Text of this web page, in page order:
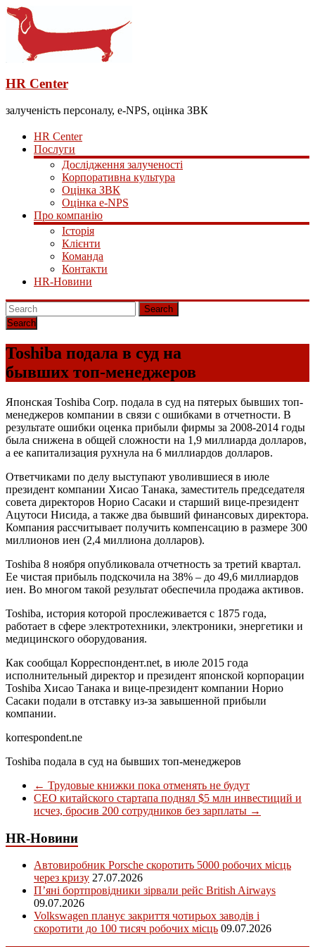
HR Center
залученість персоналу, e-NPS, оцінка ЗВК
HR Center
Послуги
Дослідження залученості
Корпоративна культура
Оцінка ЗВК
Оцінка e-NPS
Про компанію
Історія
Клієнти
Команда
Контакти
HR-Новини
Search
Toshiba подала в суд на
бывших топ-менеджеров
Японская Toshiba Corp. подала в суд на пятерых бывших топ-
менеджеров компании в связи с ошибками в отчетности. В
результате ошибки оценка прибыли фирмы за 2008-2014 годы
была снижена в общей сложности на 1,9 миллиарда долларов,
а ее капитализация рухнула на 6 миллиардов долларов.
Ответчиками по делу выступают уволившиеся в июле
президент компании Хисао Танака, заместитель председателя
совета директоров Норио Сасаки и старший вице-президент
Ацутоси Нисида, а также два бывший финансовых директора.
Компания рассчитывает получить компенсацию в размере 300
миллионов иен (2,4 миллиона долларов).
Toshiba 8 ноября опубликовала отчетность за третий квартал.
Ее чистая прибыль подскочила на 38% – до 49,6 миллиардов
иен. Во многом такой результат обеспечила продажа активов.
Toshiba, история которой прослеживается с 1875 года,
работает в сфере электротехники, электроники, энергетики и
медицинского оборудования.
Как сообщал Корреспондент.net, в июле 2015 года
исполнительный директор и президент японской корпорации
Toshiba Хисао Танака и вице-президент компании Норио
Сасаки подали в отставку из-за завышенной прибыли
компании.
korrespondent.ne
Toshiba подала в суд на бывших топ-менеджеров
← Трудовые книжки пока отменять не будут
СЕО китайского стартапа поднял $5 млн инвестиций и
исчез, бросив 200 сотрудников без зарплаты →
HR-Новини
Автовиробник Porsche скоротить 5000 робочих місць
через кризу 27.07.2026
П’яні бортпровідники зірвали рейс British Airways
09.07.2026
Volkswagen планує закриття чотирьох заводів і
скоротити до 100 тисяч робочих місць 09.07.2026